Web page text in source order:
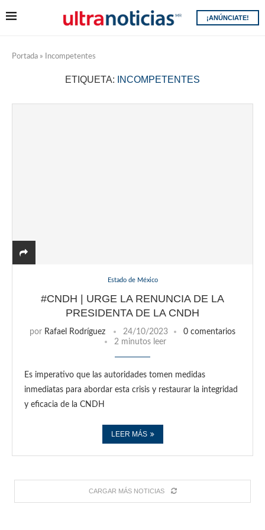
¡ANÚNCIATE!
Portada » Incompetentes
ETIQUETA: INCOMPETENTES
Estado de México
#CNDH | URGE LA RENUNCIA DE LA
PRESIDENTA DE LA CNDH
por Rafael Rodríguez 24/10/2023
0 comentarios
2 minutos leer
Es imperativo que las autoridades tomen medidas
inmediatas para abordar esta crisis y restaurar la integridad
y eficacia de la CNDH
LEER MÁS
CARGAR MÁS NOTICIAS